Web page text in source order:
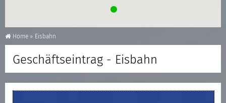
Home » Eisbahn
Geschäftseintrag - Eisbahn